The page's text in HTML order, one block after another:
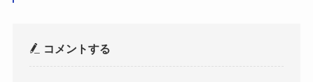
コメントする